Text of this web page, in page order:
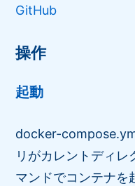
GitHub
操作
起動
docker-
リがカレントディレ
マンドでコンテナを